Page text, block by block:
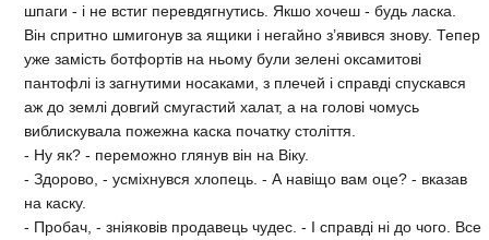
шпаги - і не встиг перевдягнутись. Якшо хочеш - будь ласка.
Він спритно шмигонув за ящики і негайно з’явився знову. Тепер
уже замість ботфортів на ньому були зелені оксамитові
пантофлі із загнутими носаками, з плечей і справді спускався
аж до землі довгий смугастий халат, а на голові чомусь
виблискувала пожежна каска початку століття.
- Ну як? - переможно глянув він на Віку.
- Здорово, - усміхнувся хлопець. - А навіщо вам оце? - вказав
на каску.
- Пробач, - зніяковів продавець чудес. - І справді ні до чого. Все